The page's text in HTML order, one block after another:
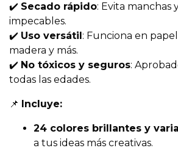
✔️ Secado rápido: Evita manchas
impecables.
✔️ Uso versátil : Funciona en
madera y más.
✔️ No tóxicos y seguros:
todas las edades.
📌 Incluye:
24 colores brillantes y
a tus ideas más creativas.